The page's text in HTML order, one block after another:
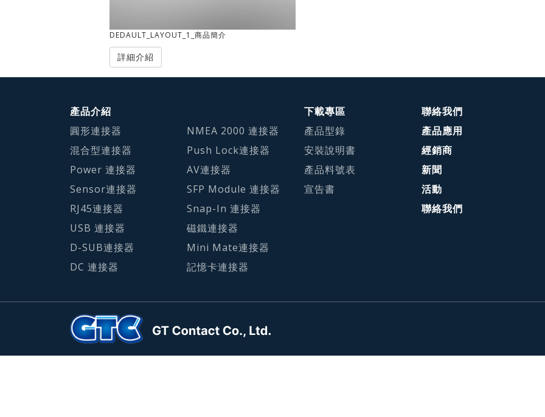
DEDAULT_LAYOUT_1_商品簡介
詳細介紹
產品介紹
圓形連接器
混合型連接器
Power 連接器
Sensor連接器
RJ45連接器
USB 連接器
D-SUB連接器
DC 連接器
NMEA 2000 連接器
Push Lock連接器
AV連接器
SFP Module 連接器
Snap-In 連接器
磁鐵連接器
Mini Mate連接器
記憶卡連接器
下載專區
產品型錄
安裝說明書
產品料號表
宣告書
聯絡我們
產品應用
經銷商
新聞
活動
聯絡我們